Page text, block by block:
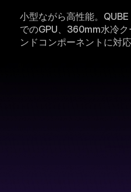
小型ながら高性能。
でのGPU、360mm水冷
ンドコンポーネントに対応